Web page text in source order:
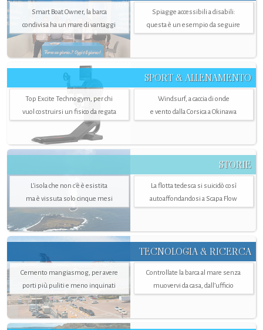
Smart Boat Owner, la barca
condivisa ha un mare di vantaggi
Spiagge accessibili a disabili:
questa è un esempio da seguire
SPORT & ALLENAMENTO
Top Excite Technogym, per chi
vuol costruirsi un fisico da regata
Windsurf, a caccia di onde
e vento dalla Corsica a Okinawa
STORIE
L’isola che non c'è è esistita
ma è vissuta solo cinque mesi
La flotta tedesca si suicidò così
autoaffondandosi a Scapa Flow
TECNOLOGIA & RICERCA
Cemento mangiasmog, per avere
porti più puliti e meno inquinati
Controllate la barca al mare senza
muovervi da casa, dall’ufficio